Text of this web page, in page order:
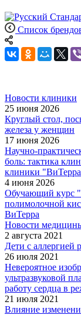
Список
Новости клиники
25 июня 2026
Круглый стол,
железа у женщин
17 июня 2026
Научно-
боль: тактика
клиники
4 июня 2026
Обучающий курс
полимолочной
ВиТерра
Новости
2 августа 2021
Дети с аллергией
26 июля 2021
Невероятное
ультразвуковой
работу сердца в
21 июля 2021
Влияние